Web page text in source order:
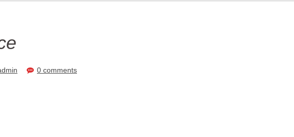
0 comments